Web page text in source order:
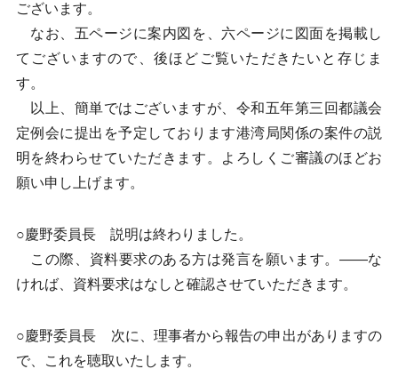
ございます。
なお、五ページに案内図を、六ページに図面を掲載し
てございますので、後ほどご覧いただきたいと存じま
す。
以上、簡単ではございますが、令和五年第三回都議会
定例会に提出を予定しております港湾局関係の案件の説
明を終わらせていただきます。よろしくご審議のほどお
願い申し上げます。
○慶野委員長 説明は終わりました。
この際、資料要求のある方は発言を願います。——な
ければ、資料要求はなしと確認させていただきます。
○慶野委員長 次に、理事者から報告の申出がありますの
で、これを聴取いたします。